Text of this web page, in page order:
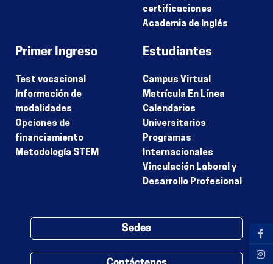
certificaciones
Academia de Inglés
Primer Ingreso
Test vocacional
Información de
modalidades
Opciones de
financiamiento
Metodología STEM
Estudiantes
Campus Virtual
Matrícula En Línea
Calendarios
Universitarios
Programas
Internacionales
Vinculación Laboral y
Desarrollo Profesional
Sedes